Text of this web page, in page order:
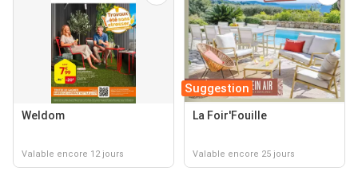
Weldom
Valable encore 12 jours
Suggestion
La Foir'Fouille
Valable encore 25 jours